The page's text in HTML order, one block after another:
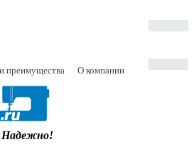
преимущества О компании
Надежно!